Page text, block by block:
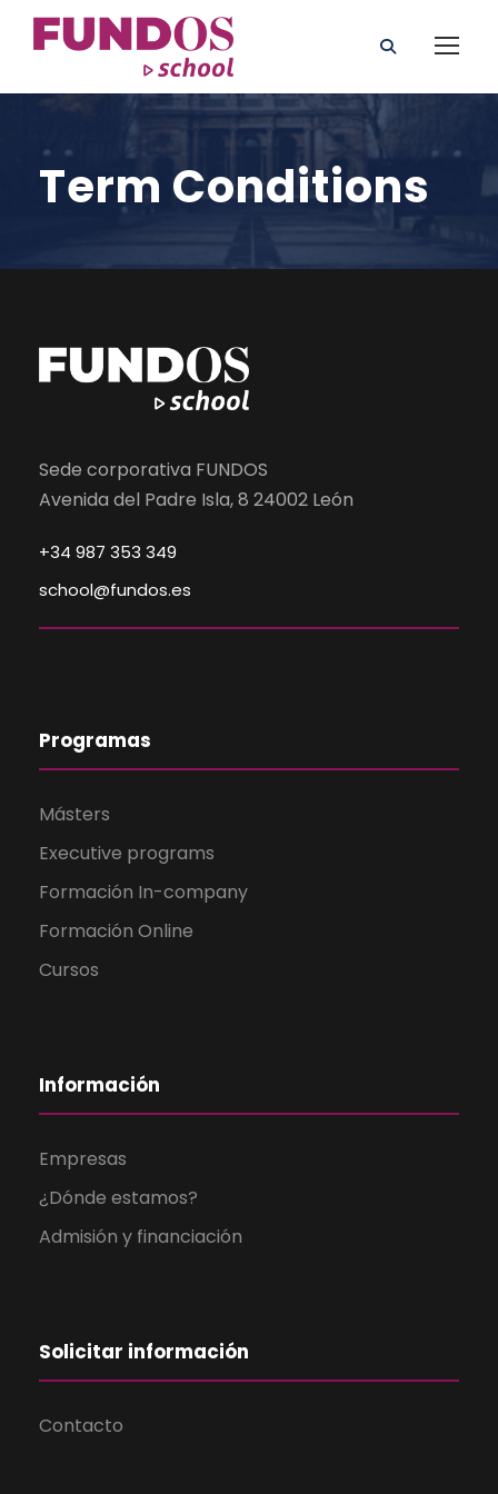
Term Conditions
Sede corporativa FUNDOS
Avenida del Padre Isla, 8 24002 León
+34 987 353 349
school@fundos.es
Programas
Másters
Executive programs
Formación In-company
Formación Online
Cursos
Información
Empresas
¿Dónde estamos?
Admisión y financiación
Solicitar información
Contacto